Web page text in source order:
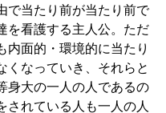
で当たり前が当たり前で
を看護する主人公。ただ
内面的・環境的に当たり
くなっていき、それらと
身大の一人の人であるの
されている人も一人の人